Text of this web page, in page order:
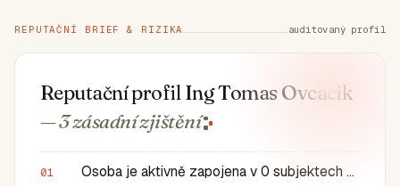
REPUTAČNÍ BRIEF & RIZIKA auditovaný profil
Reputační profil Ing Tomas Ovcacik
— 3 zásadnízjištění
01 Osoba je aktivně zapojena v 0 subjektech a má 0 historic…